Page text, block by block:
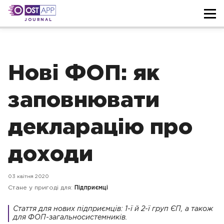
JOURNAL
Нові ФОП: як
заповнювати
декларацію про
доходи
03 квітня 2020
Стане у пригоді для: Підприємці
Стаття для нових підприємців: 1-ї й 2-ї груп ЄП, а також
для ФОП-загальносистемників.